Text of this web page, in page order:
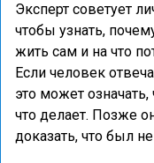
Эксперт советует
чтобы узнать,
жить сам и на что
Если человек
это может
что делает. Позже
доказать, что был